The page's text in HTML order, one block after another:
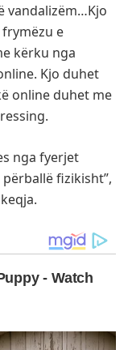
vandalizëm…Kjo
e
kërku nga
Kjo duhet
online duhet me
nga fyerjet
fizikisht”,